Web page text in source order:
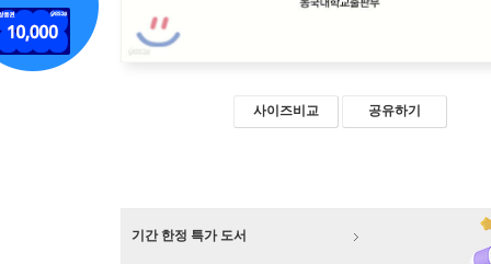
사이즈비교 공유하기
기간 한정 특가 도서